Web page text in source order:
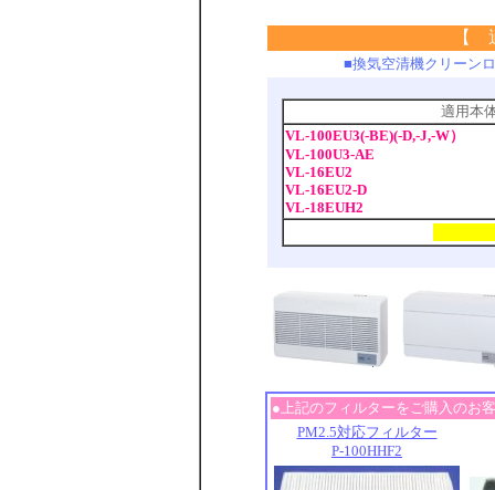
【
■換気空清機クリーン
適用本
VL-100EU3(-BE)(-D,-J,-W）
VL-100U3-AE
VL-16EU2
VL-16EU2-D
VL-18EUH2
●上記のフィルターをご購入のお
PM2.5対応フィルター
P-100HHF2